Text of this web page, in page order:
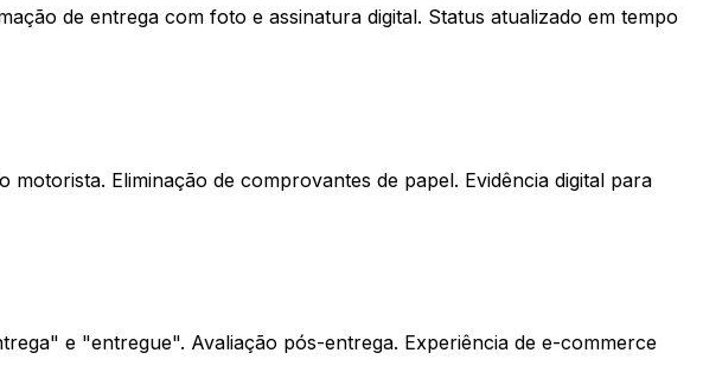
de entrega com foto e assinatura digital. Status atualizado em tempo
Eliminação de comprovantes de papel. Evidência digital para
e "entregue". Avaliação pós-entrega. Experiência de e-commerce